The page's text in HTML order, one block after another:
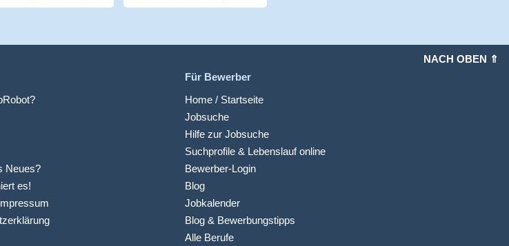
NACH OBEN ⇑
Neues?
es!
Für Bewerber
Home / Startseite
Jobsuche
Hilfe zur Jobsuche
Suchprofile & Lebenslauf online
Bewerber-Login
Blog
Jobkalender
Blog & Bewerbungstipps
Alle Berufe